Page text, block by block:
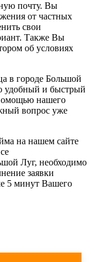
почту. Вы
от частных
свои
Также Вы
об условиях
в городе Большой
удобный и быстрый
нашего
вопрос уже
на нашем сайте
Луг, необходимо
заявки
5 минут Вашего